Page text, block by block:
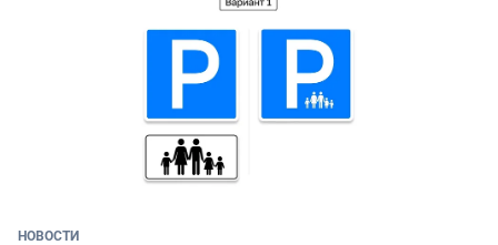
НОВОСТИ